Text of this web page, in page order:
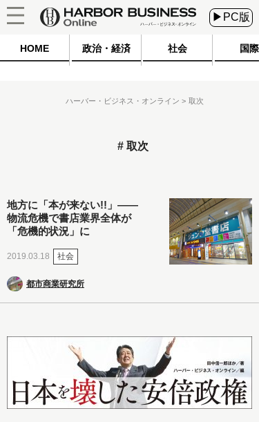
▶PC版
HOME 政治・経済 社会 国際
ハーバー・ビジネス・オンライン 取次
取次
地方に「本が来ない!!」――
物流危機で書店業界全体が
「危機的状況」に
2019.03.18 社会
都市商業研究所